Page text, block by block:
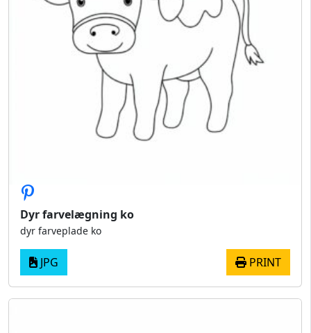
Dyr farvelægning ko
dyr farveplade ko
JPG PRINT